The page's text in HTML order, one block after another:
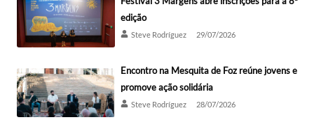
edição
Steve Rodríguez 29/07/2026
Encontro na Mesquita de Foz reúne jovens e
promove ação solidária
Steve Rodríguez 28/07/2026